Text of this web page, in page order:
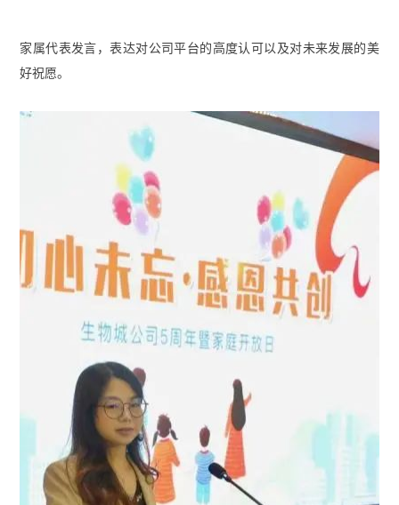
家属代表发言，表达对公司平台的高度认可以及对未来发展的美
好祝愿。